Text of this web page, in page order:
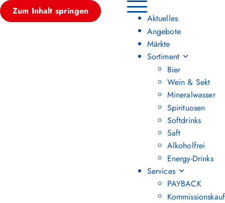
Zum Inhalt springen
Hauptmenü umschalten
Aktuelles
Angebote
Märkte
Sortiment
Bier
Wein & Sekt
Mineralwasser
Spirituosen
Softdrinks
Saft
Alkoholfrei
Energy-Drinks
Services
PAYBACK
Kommissionskauf